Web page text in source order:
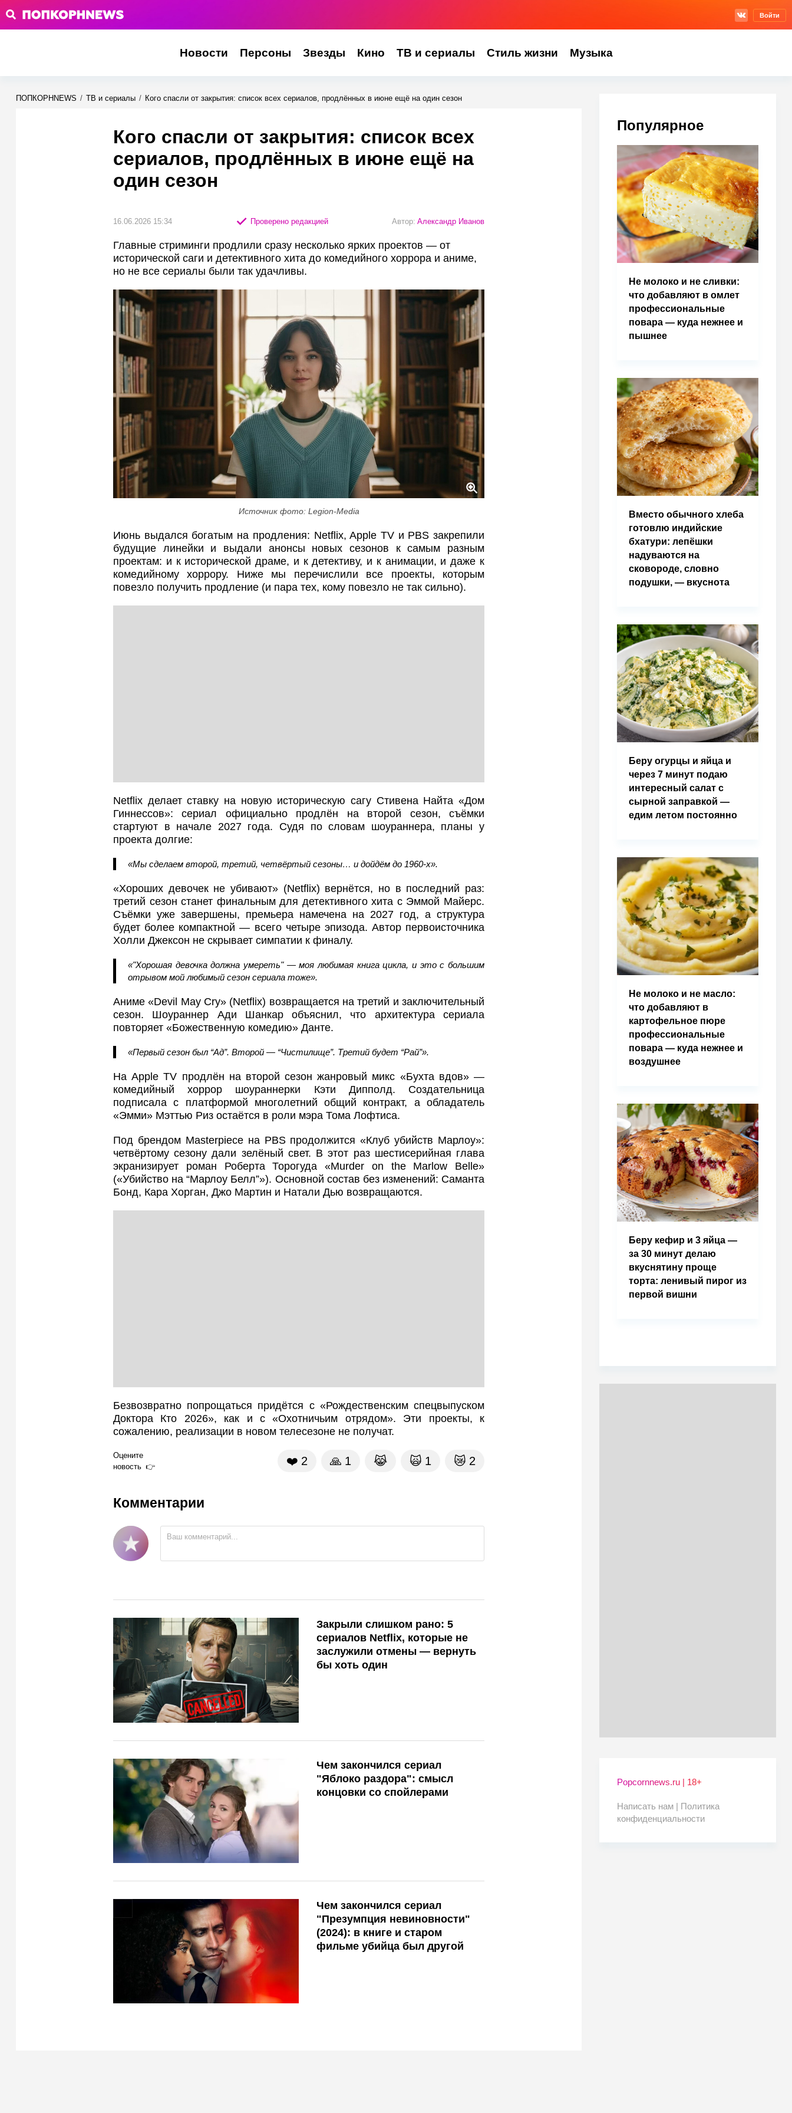
Войти
Новости Персоны Звезды Кино ТВ и сериалы Стиль жизни Музыка
ПОПКОРНNEWS / ТВ и сериалы / Кого спасли от закрытия: список всех сериалов, продлённых в июне ещё на один сезон
Кого спасли от закрытия: список всех
сериалов, продлённых в июне ещё на
один сезон
16.06.2026 15:34 Проверено редакцией Автор: Александр Иванов
Главные стриминги продлили сразу несколько ярких проектов — от
исторической саги и детективного хита до комедийного хоррора и аниме,
но не все сериалы были так удачливы.
Источник фото: Legion-Media
Июнь выдался богатым на продления: Netflix, Apple TV и PBS закрепили
будущие линейки и выдали анонсы новых сезонов к самым разным
проектам: и к исторической драме, и к детективу, и к анимации, и даже к
комедийному хоррору. Ниже мы перечислили все проекты, которым
повезло получить продление (и пара тех, кому повезло не так сильно).
Netflix делает ставку на новую историческую сагу Стивена Найта «Дом
Гиннессов»: сериал официально продлён на второй сезон, съёмки
стартуют в начале 2027 года. Судя по словам шоураннера, планы у
проекта долгие:
«Мы сделаем второй, третий, четвёртый сезоны… и дойдём до 1960‑х».
«Хороших девочек не убивают» (Netflix) вернётся, но в последний раз:
третий сезон станет финальным для детективного хита с Эммой Майерс.
Съёмки уже завершены, премьера намечена на 2027 год, а структура
будет более компактной — всего четыре эпизода. Автор первоисточника
Холли Джексон не скрывает симпатии к финалу.
«"Хорошая девочка должна умереть" — моя любимая книга цикла, и это с большим
отрывом мой любимый сезон сериала тоже».
Аниме «Devil May Cry» (Netflix) возвращается на третий и заключительный
сезон. Шоураннер Ади Шанкар объяснил, что архитектура сериала
повторяет «Божественную комедию» Данте.
«Первый сезон был “Ад”. Второй — “Чистилище”. Третий будет “Рай”».
На Apple TV продлён на второй сезон жанровый микс «Бухта вдов» —
комедийный хоррор шоураннерки Кэти Дипполд. Создательница
подписала с платформой многолетний общий контракт, а обладатель
«Эмми» Мэттью Риз остаётся в роли мэра Тома Лофтиса.
Под брендом Masterpiece на PBS продолжится «Клуб убийств Марлоу»:
четвёртому сезону дали зелёный свет. В этот раз шестисерийная глава
экранизирует роман Роберта Торогуда «Murder on the Marlow Belle»
(«Убийство на “Марлоу Белл”»). Основной состав без изменений: Саманта
Бонд, Кара Хорган, Джо Мартин и Натали Дью возвращаются.
Безвозвратно попрощаться придётся с «Рождественским спецвыпуском
Доктора Кто 2026», как и с «Охотничьим отрядом». Эти проекты, к
сожалению, реализации в новом телесезоне не получат.
Оцените
новость
❤️ 2 🙏 1 😹 🙀 1 😿 2
Комментарии
Закрыли слишком рано: 5
сериалов Netflix, которые не
заслужили отмены — вернуть
бы хоть один
Чем закончился сериал
"Яблоко раздора": смысл
концовки со спойлерами
Чем закончился сериал
"Презумпция невиновности"
(2024): в книге и старом
фильме убийца был другой
Популярное
Не молоко и не сливки:
что добавляют в омлет
профессиональные
повара — куда нежнее и
пышнее
Вместо обычного хлеба
готовлю индийские
бхатури: лепёшки
надуваются на
сковороде, словно
подушки, — вкуснота
Беру огурцы и яйца и
через 7 минут подаю
интересный салат с
сырной заправкой —
едим летом постоянно
Не молоко и не масло:
что добавляют в
картофельное пюре
профессиональные
повара — куда нежнее и
воздушнее
Беру кефир и 3 яйца —
за 30 минут делаю
вкуснятину проще
торта: ленивый пирог из
первой вишни
Popcornnews.ru | 18+
Написать нам | Политика
конфиденциальности